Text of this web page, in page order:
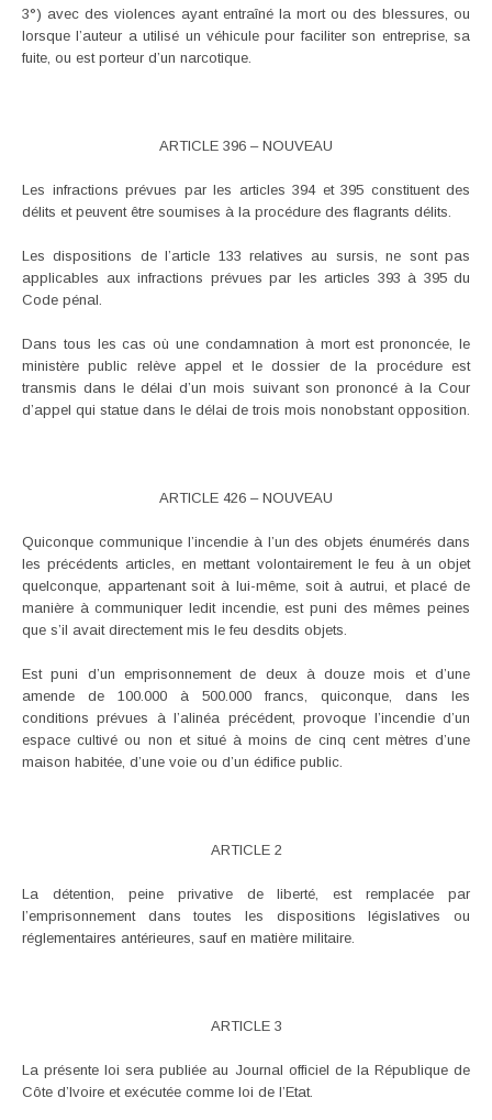
3°) avec des violences ayant entraîné la mort ou des blessures, ou
lorsque l’auteur a utilisé un véhicule pour faciliter son entreprise, sa
fuite, ou est porteur d’un narcotique.
ARTICLE 396 – NOUVEAU
Les infractions prévues par les articles 394 et 395 constituent des
délits et peuvent être soumises à la procédure des flagrants délits.
Les dispositions de l’article 133 relatives au sursis, ne sont pas
applicables aux infractions prévues par les articles 393 à 395 du
Code pénal.
Dans tous les cas où une condamnation à mort est prononcée, le
ministère public relève appel et le dossier de la procédure est
transmis dans le délai d’un mois suivant son prononcé à la Cour
d’appel qui statue dans le délai de trois mois nonobstant opposition.
ARTICLE 426 – NOUVEAU
Quiconque communique l’incendie à l’un des objets énumérés dans
les précédents articles, en mettant volontairement le feu à un objet
quelconque, appartenant soit à lui-même, soit à autrui, et placé de
manière à communiquer ledit incendie, est puni des mêmes peines
que s’il avait directement mis le feu desdits objets.
Est puni d’un emprisonnement de deux à douze mois et d’une
amende de 100.000 à 500.000 francs, quiconque, dans les
conditions prévues à l’alinéa précédent, provoque l’incendie d’un
espace cultivé ou non et situé à moins de cinq cent mètres d’une
maison habitée, d’une voie ou d’un édifice public.
ARTICLE 2
La détention, peine privative de liberté, est remplacée par
l’emprisonnement dans toutes les dispositions législatives ou
réglementaires antérieures, sauf en matière militaire.
ARTICLE 3
La présente loi sera publiée au Journal officiel de la République de
Côte d’Ivoire et exécutée comme loi de l’Etat.